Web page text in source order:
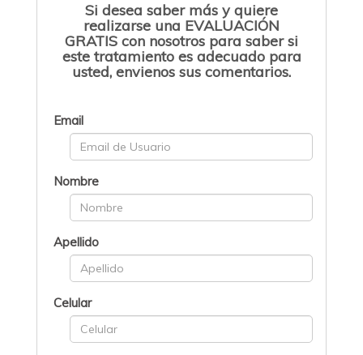
Si desea saber más y quiere
realizarse una EVALUACIÓN
GRATIS con nosotros para saber si
este tratamiento es adecuado para
usted, envienos sus comentarios.
Email
Nombre
Apellido
Celular